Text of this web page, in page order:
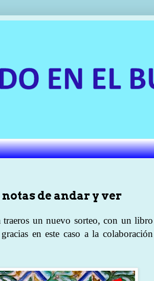
de andar y ver
traeros un nuevo sorteo, con un libro
en este caso a la colaboración